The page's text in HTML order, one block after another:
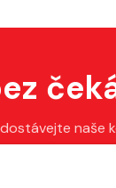
naše